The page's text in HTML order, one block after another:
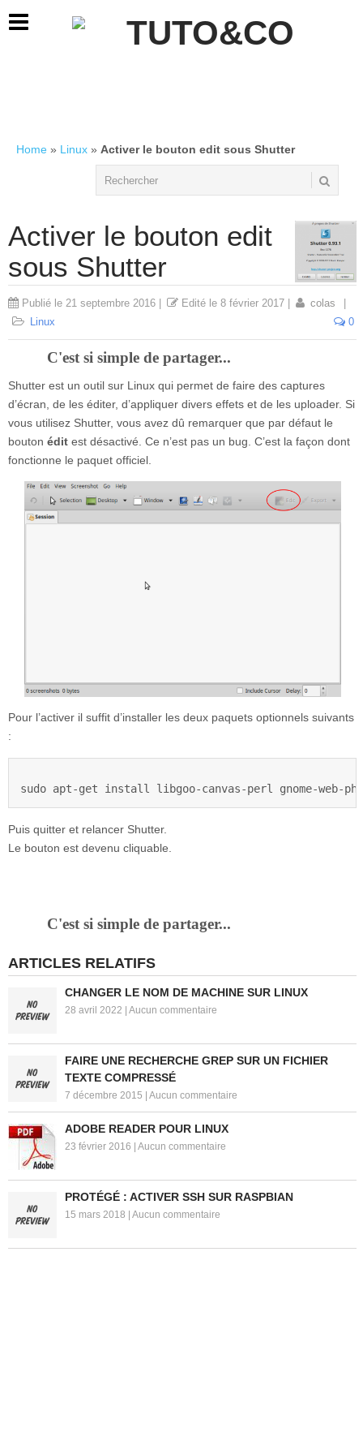
Home » Linux » Activer le bouton edit sous Shutter
Activer le bouton edit
sous Shutter
Publié le 21 septembre 2016 Edité le 8 février 2017 colas
Linux
0
C'est si simple de partager...
Shutter est un outil sur Linux qui permet de faire des captures
d’écran, de les éditer, d’appliquer divers effets et de les uploader. Si
vous utilisez Shutter, vous avez dû remarquer que par défaut le
bouton édit est désactivé. Ce n’est pas un bug. C’est la façon dont
fonctionne le paquet officiel.
Pour l’activer il suffit d’installer les deux paquets optionnels suivants
:
sudo apt-get install libgoo-canvas-perl gnome-web-
Puis quitter et relancer Shutter.
Le bouton est devenu cliquable.
C'est si simple de partager...
ARTICLES RELATIFS
CHANGER LE NOM DE MACHINE SUR LINUX
28 avril 2022 | Aucun commentaire
FAIRE UNE RECHERCHE GREP SUR UN FICHIER
TEXTE COMPRESSÉ
7 décembre 2015 | Aucun commentaire
ADOBE READER POUR LINUX
23 février 2016 | Aucun commentaire
PROTÉGÉ : ACTIVER SSH SUR RASPBIAN
15 mars 2018 | Aucun commentaire